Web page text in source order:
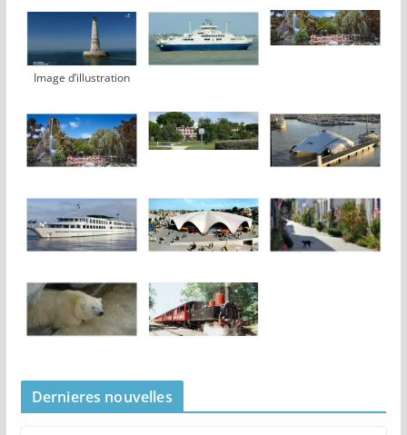
Image d’illustration
Dernieres nouvelles